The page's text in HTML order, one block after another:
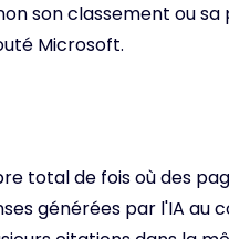
son classement ou
Microsoft.
total de fois où des
générées par l'IA au